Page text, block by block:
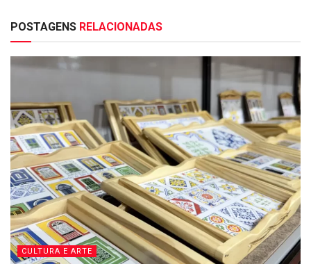
POSTAGENS RELACIONADAS
CULTURA E ARTE